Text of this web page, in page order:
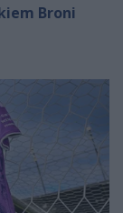
Broni